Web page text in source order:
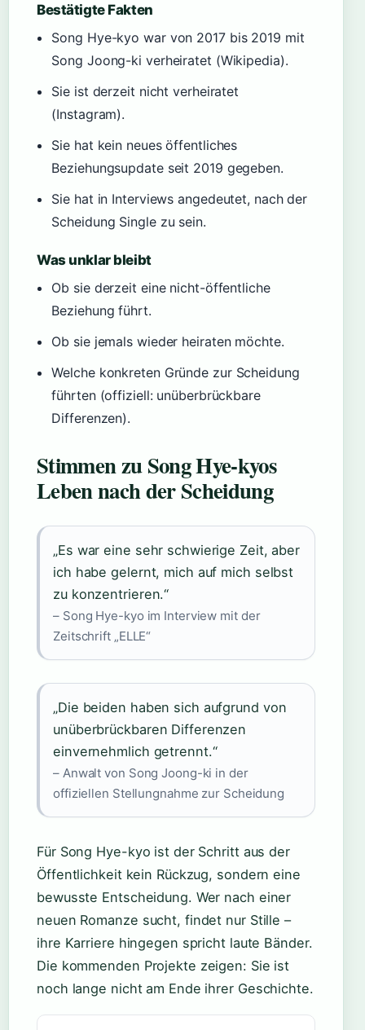
Bestätigte Fakten
Song Hye-kyo war von 2017 bis 2019 mit
Song Joong-ki verheiratet (Wikipedia).
Sie ist derzeit nicht verheiratet
(Instagram).
Sie hat kein neues öffentliches
Beziehungsupdate seit 2019 gegeben.
Sie hat in Interviews angedeutet, nach der
Scheidung Single zu sein.
Was unklar bleibt
Ob sie derzeit eine nicht-öffentliche
Beziehung führt.
Ob sie jemals wieder heiraten möchte.
Welche konkreten Gründe zur Scheidung
führten (offiziell: unüberbrückbare
Differenzen).
Stimmen zu Song Hye-kyos
Leben nach der Scheidung
„Es war eine sehr schwierige Zeit, aber
ich habe gelernt, mich auf mich selbst
zu konzentrieren.“
– Song Hye-kyo im Interview mit der
Zeitschrift „ELLE“
„Die beiden haben sich aufgrund von
unüberbrückbaren Differenzen
einvernehmlich getrennt.“
– Anwalt von Song Joong-ki in der
offiziellen Stellungnahme zur Scheidung
Für Song Hye-kyo ist der Schritt aus der
Öffentlichkeit kein Rückzug, sondern eine
bewusste Entscheidung. Wer nach einer
neuen Romanze sucht, findet nur Stille –
ihre Karriere hingegen spricht laute Bänder.
Die kommenden Projekte zeigen: Sie ist
noch lange nicht am Ende ihrer Geschichte.